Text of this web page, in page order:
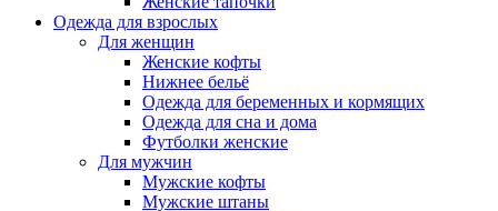
Одежда для взрослых
Для женщин
Женские кофты
Нижнее бельё
Одежда для беременных и кормящих
Одежда для сна и дома
Футболки женские
Для мужчин
Мужские кофты
Мужские штаны